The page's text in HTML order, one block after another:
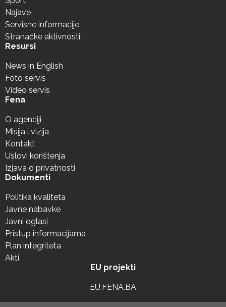
Najave
Servisne informacije
Stranačke aktivnosti
Resursi
News in English
Foto servis
Video servis
Fena
O agenciji
Misija i vizija
Kontakt
Uslovi korištenja
Izjava o privatnosti
Dokumenti
Politika kvaliteta
Javne nabavke
Javni oglasi
Pristup informacijama
Plan integriteta
Akti
EU projekti
EU.FENA.BA